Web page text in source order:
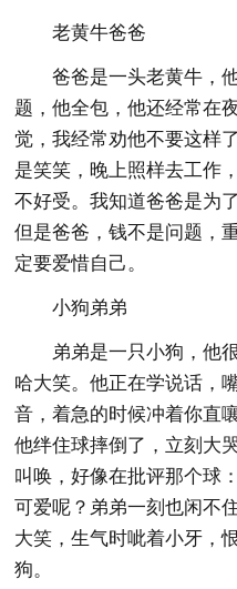
老黄牛爸爸
爸爸是一头老黄牛，
题，他全包，他还经常在
觉，我经常劝他不要这样
是笑笑，晚上照样去工作
不好受。我知道爸爸是为
但是爸爸，钱不是问题，
定要爱惜自己。
小狗弟弟
弟弟是一只小狗，他
哈大笑。他正在学说话，
音，着急的时候冲着你直
他绊住球摔倒了，立刻大
叫唤，好像在批评那个球
可爱呢？弟弟一刻也闲不
大笑，生气时呲着小牙，
狗。